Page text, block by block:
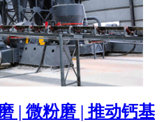
| 微粉磨 | 推动钙基